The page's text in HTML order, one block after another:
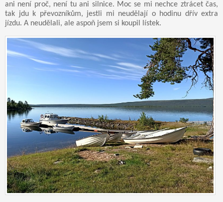
ani není proč, není tu ani silnice. Moc se mi nechce ztrácet čas,
tak jdu k převozníkům, jestli mi neudělají o hodinu dřív extra
jízdu. A neudělali, ale aspoň jsem si koupil lístek.